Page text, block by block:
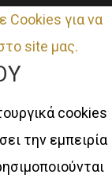
Cookies για να
site μας.
cookies
την εμπειρία